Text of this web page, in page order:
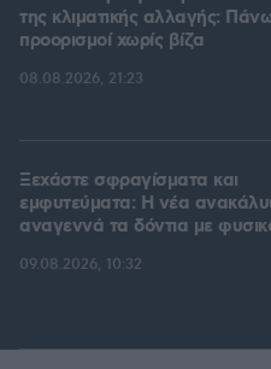
της κλιματικής αλλαγής:
προορισμοί χωρίς βίζα
08.08.2026, 21:23
Ξεχάστε σφραγίσματα και
εμφυτεύματα: Η νέα
αναγεννά τα δόντια με
09.08.2026, 10:32